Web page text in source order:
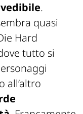
.
quasi
Hard
tutto si
all’altro